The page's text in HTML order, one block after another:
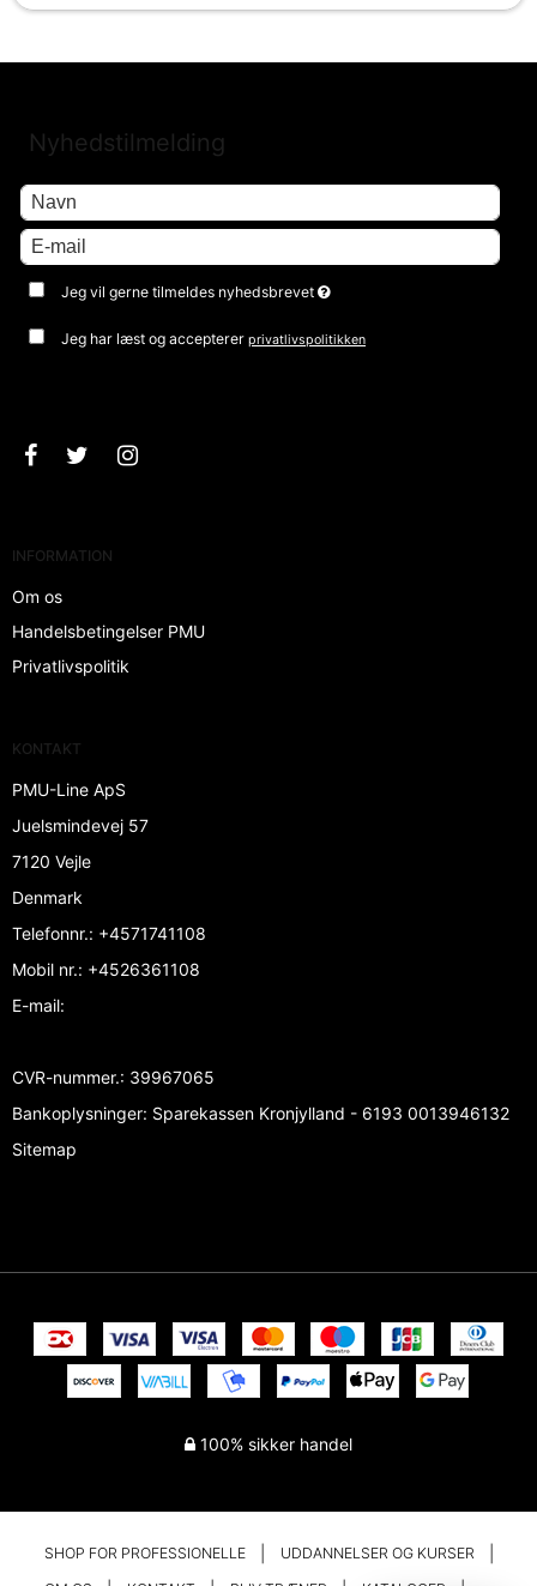
Nyhedstilmelding
Jeg vil gerne tilmeldes nyhedsbrevet
Jeg har læst og acceptererprivatlivspolitikken
INFORMATION
Om os
Handelsbetingelser PMU
Privatlivspolitik
KONTAKT
PMU-Line ApS
Juelsmindevej 57
7120 Vejle
Denmark
Telefonnr.: +4571741108
Mobil nr.: +4526361108
E-mail:
CVR-nummer.: 39967065
Bankoplysninger: Sparekassen Kronjylland - 6193 0013946132
Sitemap
100% sikker handel
SHOP FOR PROFESSIONELLE UDDANNELSER OG KURSER